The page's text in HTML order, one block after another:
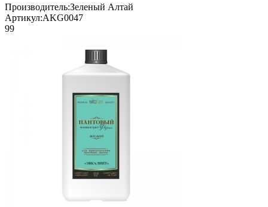
Производитель:Зеленый Алтай
Артикул:AKG0047
99